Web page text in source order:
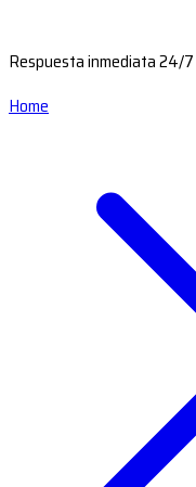
Respuesta inmediata 24/7
Home